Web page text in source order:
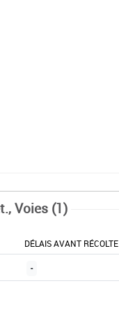
Voies (1)
DÉLAIS AVANT RÉCOLTE
-